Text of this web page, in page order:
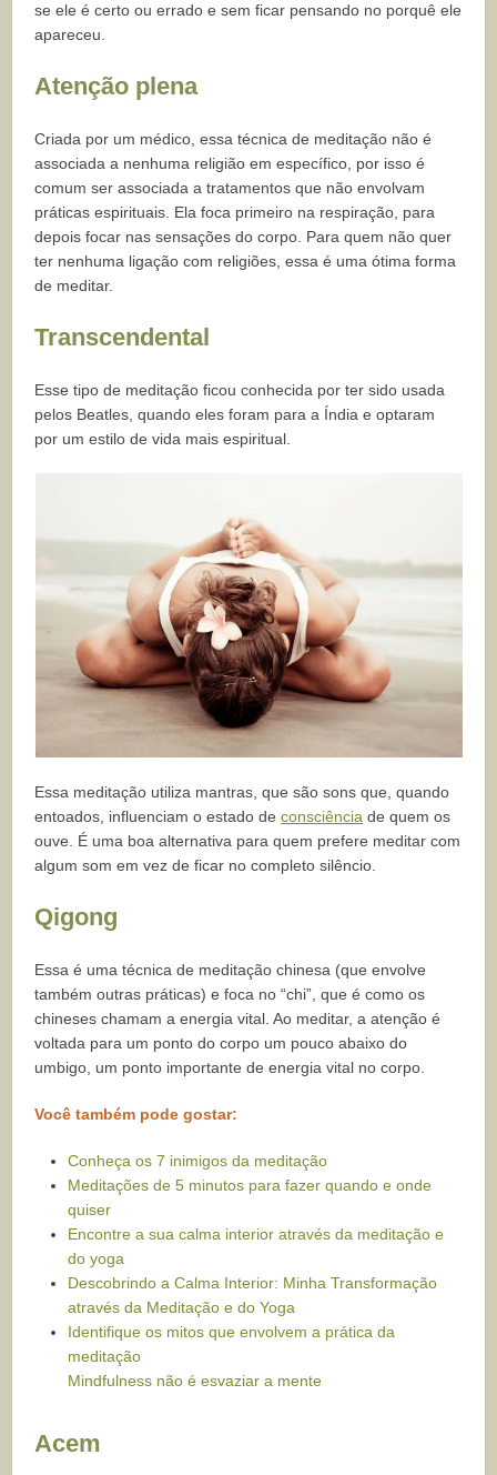
se ele é certo ou errado e sem ficar pensando no porquê ele
apareceu.
Atenção plena
Criada por um médico, essa técnica de meditação não é
associada a nenhuma religião em específico, por isso é
comum ser associada a tratamentos que não envolvam
práticas espirituais. Ela foca primeiro na respiração, para
depois focar nas sensações do corpo. Para quem não quer
ter nenhuma ligação com religiões, essa é uma ótima forma
de meditar.
Transcendental
Esse tipo de meditação ficou conhecida por ter sido usada
pelos Beatles, quando eles foram para a Índia e optaram
por um estilo de vida mais espiritual.
Essa meditação utiliza mantras, que são sons que, quando
entoados, influenciam o estado deconsciência de quem os
ouve. É uma boa alternativa para quem prefere meditar com
algum som em vez de ficar no completo silêncio.
Qigong
Essa é uma técnica de meditação chinesa (que envolve
também outras práticas) e foca no “chi”, que é como os
chineses chamam a energia vital. Ao meditar, a atenção é
voltada para um ponto do corpo um pouco abaixo do
umbigo, um ponto importante de energia vital no corpo.
Você também pode gostar:
Conheça os 7 inimigos da meditação
Meditações de 5 minutos para fazer quando e onde
quiser
Encontre a sua calma interior através da meditação e
do yoga
Descobrindo a Calma Interior: Minha Transformação
através da Meditação e do Yoga
Identifique os mitos que envolvem a prática da
meditação
Mindfulness não é esvaziar a mente
Acem